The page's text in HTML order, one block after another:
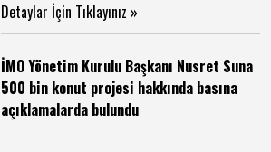
Detaylar İçin Tıklayınız »
İMO Yönetim Kurulu Başkanı Nusret Suna
500 bin konut projesi hakkında basına
açıklamalarda bulundu